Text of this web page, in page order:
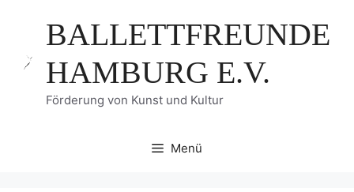
springenBALLETTFREUNDE
HAMBURG E.V.
Förderung von Kunst und Kultur
Menü